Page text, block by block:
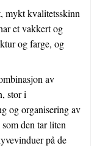
mykt kvalitetsskinn
et vakkert og
og farge, og
av
stor i
og organisering av
den tar liten
på de